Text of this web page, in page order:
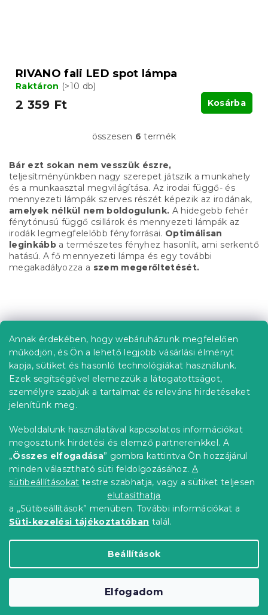
Annak érdekében, hogy webáruházunk megfelelően
működjön, és Ön a lehető legjobb vásárlási élményt
kapja, sütiket és hasonló technológiákat használunk.
Ezek segítségével elemezzük a látogatottságot,
személyre szabjuk a tartalmat és releváns hirdetéseket
jelenítünk meg.
Weboldalunk használatával kapcsolatos információkat
megosztunk hirdetési és elemző partnereinkkel. A
„Összes elfogadása” gombra kattintva Ön hozzájárul
minden választható süti feldolgozásához. A
sütibeállításokat testre szabhatja, vagy a sütiket teljesen
elutasíthatja
a „Sütibeállítások” menüben. További információkat a
Süti-kezelési tájékoztatóban talál.
Beállítások
Elfogadom
RIVANO fali LED spot lámpa
Raktáron (>10 db)
2 359 Ft Kosárba
L
s
t
a
i
r
á
n
y
í
t
e
m
e
i
összesen 6 termék
Bár ezt sokan nem vesszük észre,
teljesítményünkben nagy szerepet játszik a munkahely
és a munkaasztal megvilágítása. Az irodai függő- és
mennyezeti lámpák szerves részét képezik az irodának,
amelyek nélkül nem boldogulunk. A hidegebb fehér
fénytónusú függő csillárok és mennyezeti lámpák az
irodák legmegfelelőbb fényforrásai. Optimálisan
leginkább a természetes fényhez hasonlít, ami serkentő
hatású. A fő mennyezeti lámpa és egy további
megakadályozza a szem megerőltetését.
á
Információ az Ön számára
Rendelés követése
Szállítási lehetőségek
Fizetési lehetőségek
Reklamáció és áruvisszaküldés
Elérhetőség
Általános szerződési feltételek
Adatvédelmi nyilatkozat
Blog
Partnereinknek
Copyright 2026Elerheto otthon. Minden jog
Süti beállítások szerkesztése